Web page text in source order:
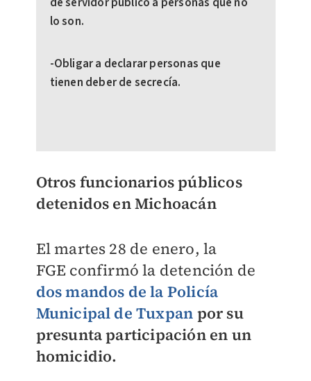
lo son.
-Obligar a declarar personas que
tienen deber de secrecía.
Otros funcionarios públicos
detenidos en Michoacán
El martes 28 de enero, la
FGE confirmó la detención de
dos mandos de la Policía
Municipal de Tuxpan por su
presunta participación en un
homicidio.